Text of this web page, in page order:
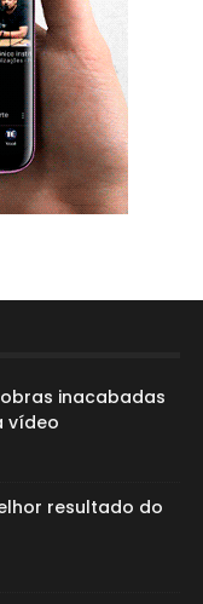
inacabadas
vídeo
resultado do